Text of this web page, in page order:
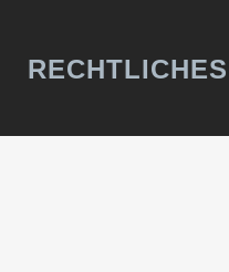
RECHTLICHES